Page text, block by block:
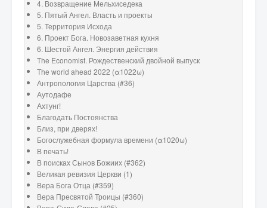
4. Возвращение Мельхиседека
5. Пятый Ангел. Власть и проекты
5. Территория Исхода
6. Проект Бога. Новозаветная кухня
6. Шестой Ангел. Энергия действия
The Economist. Рождественский двойной выпуск
The world ahead 2022 (α1022ω)
Антропология Царства (#36)
Аутодафе
Ахтунг!
Благодать Постоянства
Близ, при дверях!
Богослужебная формула времени (α1020ω)
В печать!
В поисках Сынов Божиих (#362)
Великая ревизия Церкви (1)
Вера Бога Отца (#359)
Вера Пресвятой Троицы (#360)